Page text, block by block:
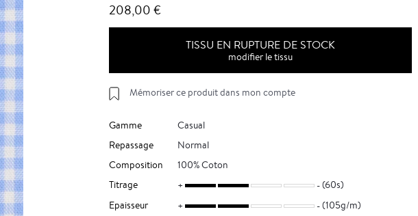
208,00 €
TISSU EN RUPTURE DE STOCK
modifier le tissu
Mémoriser ce produit dans mon compte
Gamme
Casual
Repassage
Normal
Composition
100% Coton
Titrage
(60s)
Epaisseur
(105g/m)